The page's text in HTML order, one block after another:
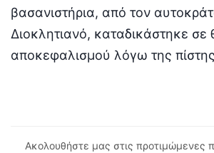
βασανιστήρια, από τον
Διοκλητιανό, καταδικάστηκε σε
αποκεφαλισμού λόγω της
Ακολουθήστε μας στις προτιμώμενες